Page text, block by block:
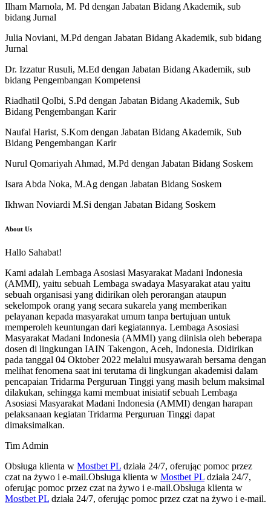
Ilham Marnola, M. Pd dengan Jabatan Bidang Akademik, sub
bidang Jurnal
Julia Noviani, M.Pd dengan Jabatan Bidang Akademik, sub bidang
Jurnal
Dr. Izzatur Rusuli, M.Ed dengan Jabatan Bidang Akademik, sub
bidang Pengembangan Kompetensi
Riadhatil Qolbi, S.Pd dengan Jabatan Bidang Akademik, Sub
Bidang Pengembangan Karir
Naufal Harist, S.Kom dengan Jabatan Bidang Akademik, Sub
Bidang Pengembangan Karir
Nurul Qomariyah Ahmad, M.Pd dengan Jabatan Bidang Soskem
Isara Abda Noka, M.Ag dengan Jabatan Bidang Soskem
Ikhwan Noviardi M.Si dengan Jabatan Bidang Soskem
About Us
Hallo Sahabat!
Kami adalah Lembaga Asosiasi Masyarakat Madani Indonesia
(AMMI), yaitu sebuah Lembaga swadaya Masyarakat atau yaitu
sebuah organisasi yang didirikan oleh perorangan ataupun
sekelompok orang yang secara sukarela yang memberikan
pelayanan kepada masyarakat umum tanpa bertujuan untuk
memperoleh keuntungan dari kegiatannya. Lembaga Asosiasi
Masyarakat Madani Indonesia (AMMI) yang diinisia oleh beberapa
dosen di lingkungan IAIN Takengon, Aceh, Indonesia. Didirikan
pada tanggal 04 Oktober 2022 melalui musyawarah bersama dengan
melihat fenomena saat ini terutama di lingkungan akademisi dalam
pencapaian Tridarma Perguruan Tinggi yang masih belum maksimal
dilakukan, sehingga kami membuat inisiatif sebuah Lembaga
Asosiasi Masyarakat Madani Indonesia (AMMI) dengan harapan
pelaksanaan kegiatan Tridarma Perguruan Tinggi dapat
dimaksimalkan.
Tim Admin
Obsługa klienta w Mostbet PL działa 24/7, oferując pomoc przez
czat na żywo i e-mail.Obsługa klienta w Mostbet PL działa 24/7,
oferując pomoc przez czat na żywo i e-mail.Obsługa klienta w
Mostbet PL działa 24/7, oferując pomoc przez czat na żywo i e-mail.